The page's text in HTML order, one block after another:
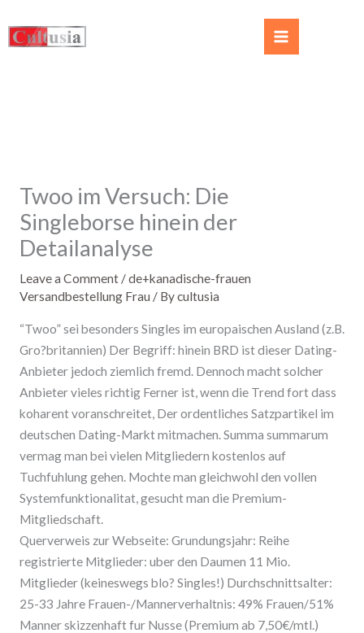
Twoo im Versuch: Die
Singleborse hinein der
Detailanalyse
Leave a Comment /de+kanadische-frauen
Versandbestellung Frau / Bycultusia
“Twoo” sei besonders Singles im europaischen Ausland (z.B.
Gro?britannien) Der Begriff: hinein BRD ist dieser Dating-
Anbieter jedoch ziemlich fremd. Dennoch macht solcher
Anbieter vieles richtig Ferner ist, wenn die Trend fort dass
koharent voranschreitet, Der ordentliches Satzpartikel im
deutschen Dating-Markt mitmachen. Summa summarum
vermag man bei vielen Mitgliedern kostenlos auf
Tuchfuhlung gehen. Mochte man gleichwohl den vollen
Systemfunktionalitat, gesucht man die Premium-
Mitgliedschaft.
Querverweis zur Webseite: Grundungsjahr: Reihe
registrierte Mitglieder: uber den Daumen 11 Mio.
Mitglieder (keineswegs blo? Singles!) Durchschnittsalter:
25-33 Jahre Frauen-/Mannerverhaltnis: 49% Frauen/51%
Manner skizzenhaft fur Nusse (Premium ab 7,50€/mtl.)